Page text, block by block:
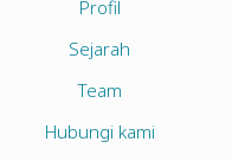
Profil
Sejarah
Team
Hubungi kami